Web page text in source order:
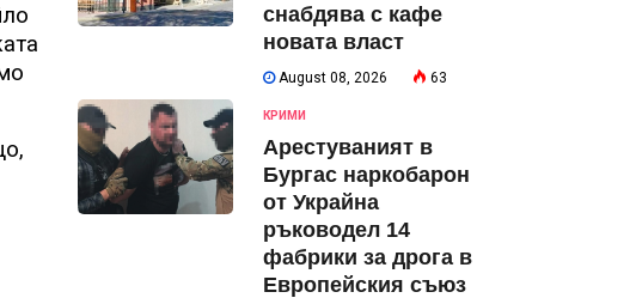
снабдява с кафе
новата власт
August 08, 2026 63
КРИМИ
Арестуваният в
Бургас наркобарон
от Украйна
ръководел 14
фабрики за дрога в
Европейския съюз